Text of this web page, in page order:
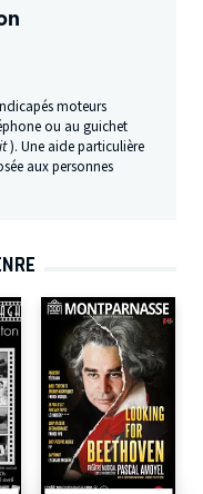
moteurs
ou au guichet
). Une aide particulière
aux personnes